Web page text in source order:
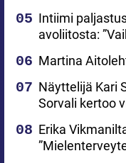
Intiimi
avoliitosta:
Martina
Näyttelijä Kari
Sorvali kertoo
Erika